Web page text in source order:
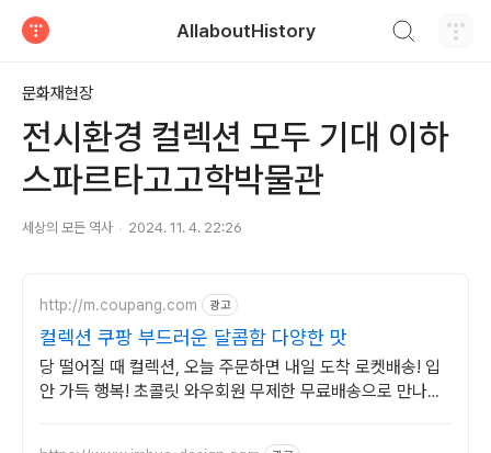
AllaboutHistory
문화재현장
전시환경 컬렉션 모두 기대 이하
스파르타고고학박물관
세상의 모든 역사 2024. 11. 4. 22:26
http://m.coupang.com 광고
컬렉션 쿠팡 부드러운 달콤함 다양한 맛
당 떨어질 때 컬렉션, 오늘 주문하면 내일 도착 로켓배송! 입
안 가득 행복! 초콜릿 와우회원 무제한 무료배송으로 만나세